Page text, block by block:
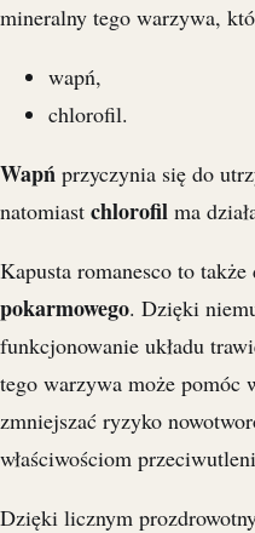
mineralny tego warzywa,
wapń,
chlorofil.
Wapń przyczynia się do
natomiast chlorofil ma
Kapusta romanesco to także
pokarmowego. Dzięki
funkcjonowanie układu
tego warzywa może pomóc
zmniejszać ryzyko
właściwościom
Dzięki licznym